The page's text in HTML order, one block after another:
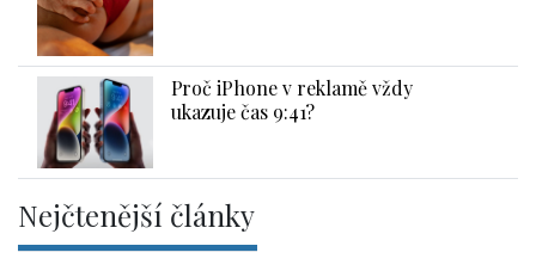
Proč iPhone v reklamě vždy
ukazuje čas 9:41?
Nejčtenější články